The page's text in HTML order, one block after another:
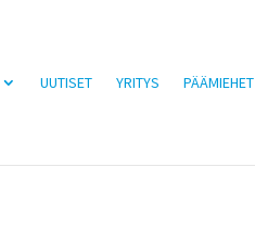
UUTISET YRITYS PÄÄMIEHET